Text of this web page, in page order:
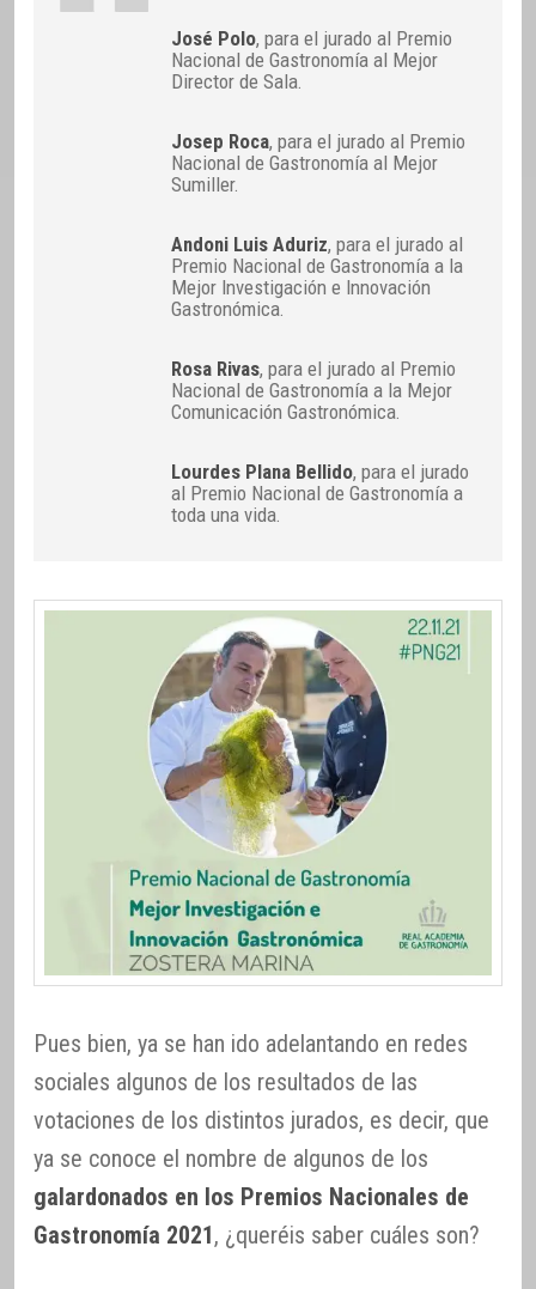
José Polo, para el jurado al Premio
Nacional de Gastronomía al Mejor
Director de Sala.
Josep Roca, para el jurado al Premio
Nacional de Gastronomía al Mejor
Sumiller.
Andoni Luis Aduriz, para el jurado al
Premio Nacional de Gastronomía a la
Mejor Investigación e Innovación
Gastronómica.
Rosa Rivas, para el jurado al Premio
Nacional de Gastronomía a la Mejor
Comunicación Gastronómica.
Lourdes Plana Bellido, para el jurado
al Premio Nacional de Gastronomía a
toda una vida.
Pues bien, ya se han ido adelantando en redes
sociales algunos de los resultados de las
votaciones de los distintos jurados, es decir, que
ya se conoce el nombre de algunos de los
galardonados en los Premios Nacionales de
Gastronomía 2021, ¿queréis saber cuáles son?